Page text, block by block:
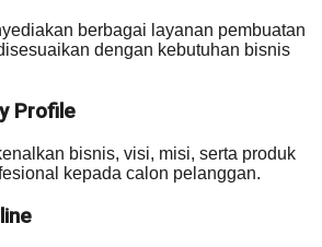
berbagai layanan pembuatan
dengan kebutuhan bisnis
Profile
bisnis, visi, misi, serta produk
kepada calon pelanggan.